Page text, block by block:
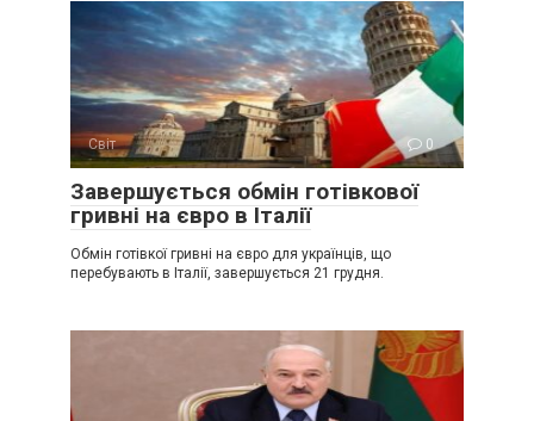
Світ 0
Завершується обмін готівкової
гривні на євро в Італії
Обмін готівкої гривні на євро для українців, що
перебувають в Італії, завершується 21 грудня.